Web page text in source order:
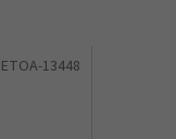
13448